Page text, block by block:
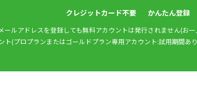
クレジットカード不要 かんたん登録
ルアドレスを登録しても無料アカウントは発行されません(お一
(プロプランまたはゴールドプラン専用アカウント:試用期間あり